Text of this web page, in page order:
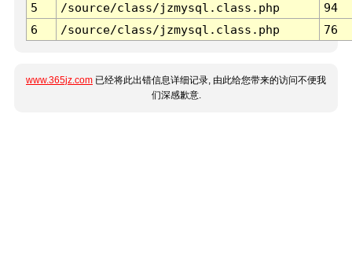
5
/source/class/jzmysql.class.php
94
6
/source/class/jzmysql.class.php 76
www.365jz.com 已经将此出错信息详细记录, 由此给您带来的访问不便我
们深感歉意.